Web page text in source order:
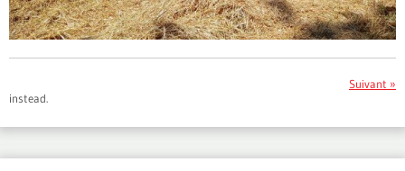
Suivant »
instead.